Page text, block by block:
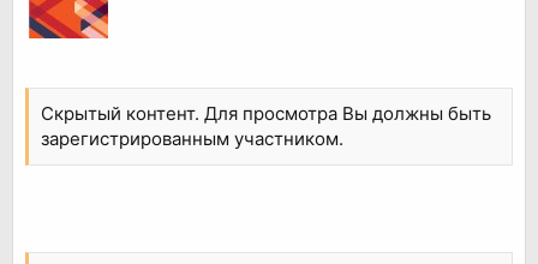
Скрытый контент. Для просмотра Вы должны быть
зарегистрированным участником.